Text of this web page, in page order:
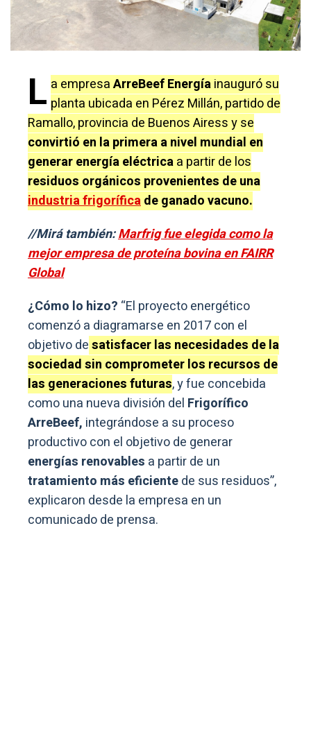
L a empresaArreBeef Energíainauguró su
planta ubicada en Pérez Millán, partido de
Ramallo, provincia de Buenos Airess y se
convirtió en la primera a nivel mundial en
generar energía eléctricaa partir de los
residuos orgánicos provenientes de una
industria frigoríficade ganado vacuno.
//Mirá también:Marfrig fue elegida como la
mejor empresa de proteína bovina en FAIRR
Global
¿Cómo lo hizo? “El proyecto energético
comenzó a diagramarse en 2017 con el
objetivo desatisfacer las necesidades de la
sociedad sin comprometer los recursos de
las generaciones futuras, y fue concebida
como una nueva división del Frigorífico
ArreBeef, integrándose a su proceso
productivo con el objetivo de generar
energías renovables a partir de un
tratamiento más eficientede sus residuos”,
explicaron desde la empresa en un
comunicado de prensa.